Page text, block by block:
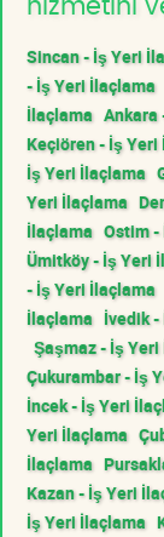
hizmetini
Sincan - İş Yeri
- İş Yeri İlaçlama
İlaçlama Ankara
Keçiören - İş Yeri
İş Yeri İlaçlama
Yeri İlaçlama
İlaçlama Ostim
Ümitköy - İş Yeri
- İş Yeri İlaçlama
İlaçlama İvedik
Şaşmaz - İş
Çukurambar - İş
İncek - İş Yeri
Yeri İlaçlama
İlaçlama
Kazan - İş Yeri
İş Yeri İlaçlama